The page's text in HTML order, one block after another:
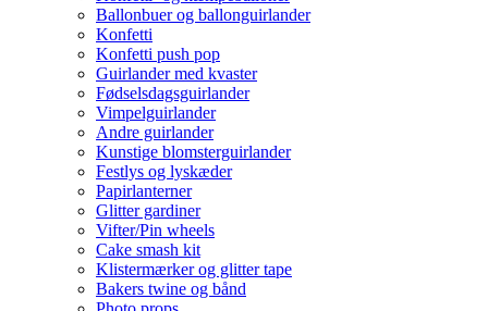
Ballonbuer og ballonguirlander
Konfetti
Konfetti push pop
Guirlander med kvaster
Fødselsdagsguirlander
Vimpelguirlander
Andre guirlander
Kunstige blomsterguirlander
Festlys og lyskæder
Papirlanterner
Glitter gardiner
Vifter/Pin wheels
Cake smash kit
Klistermærker og glitter tape
Bakers twine og bånd